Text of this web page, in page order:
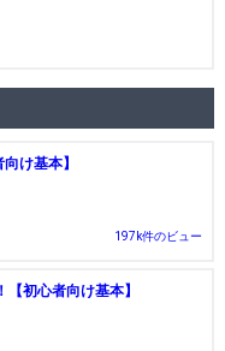
け基本】
197k件のビュー
初心者向け基本】